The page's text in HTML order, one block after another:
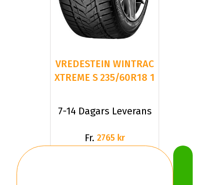
VREDESTEIN WINTRAC
XTREME S 235/60R18 1
7-14 Dagars Leverans
Fr. 2765 kr